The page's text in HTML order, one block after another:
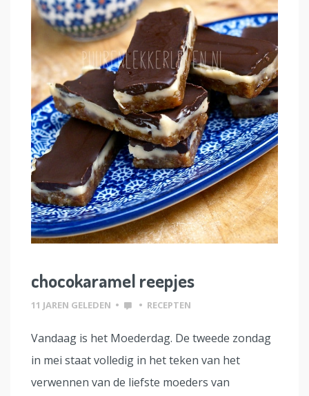
chocokaramel reepjes
11 JAREN GELEDEN • • RECEPTEN
Vandaag is het Moederdag. De tweede zondag
in mei staat volledig in het teken van het
verwennen van de liefste moeders van